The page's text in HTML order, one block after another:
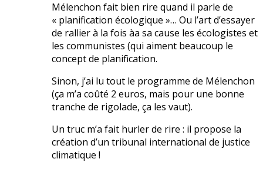
Mélenchon fait bien rire quand il parle de
« planification écologique »… Ou l’art d’essayer
de rallier à la fois àa sa cause les écologistes et
les communistes (qui aiment beaucoup le
concept de planification.
Sinon, j’ai lu tout le programme de Mélenchon
(ça m’a coûté 2 euros, mais pour une bonne
tranche de rigolade, ça les vaut).
Un truc m’a fait hurler de rire : il propose la
création d’un tribunal international de justice
climatique !